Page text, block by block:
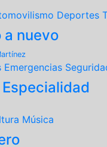
Deportes
a nuevo
Emergencias
Música